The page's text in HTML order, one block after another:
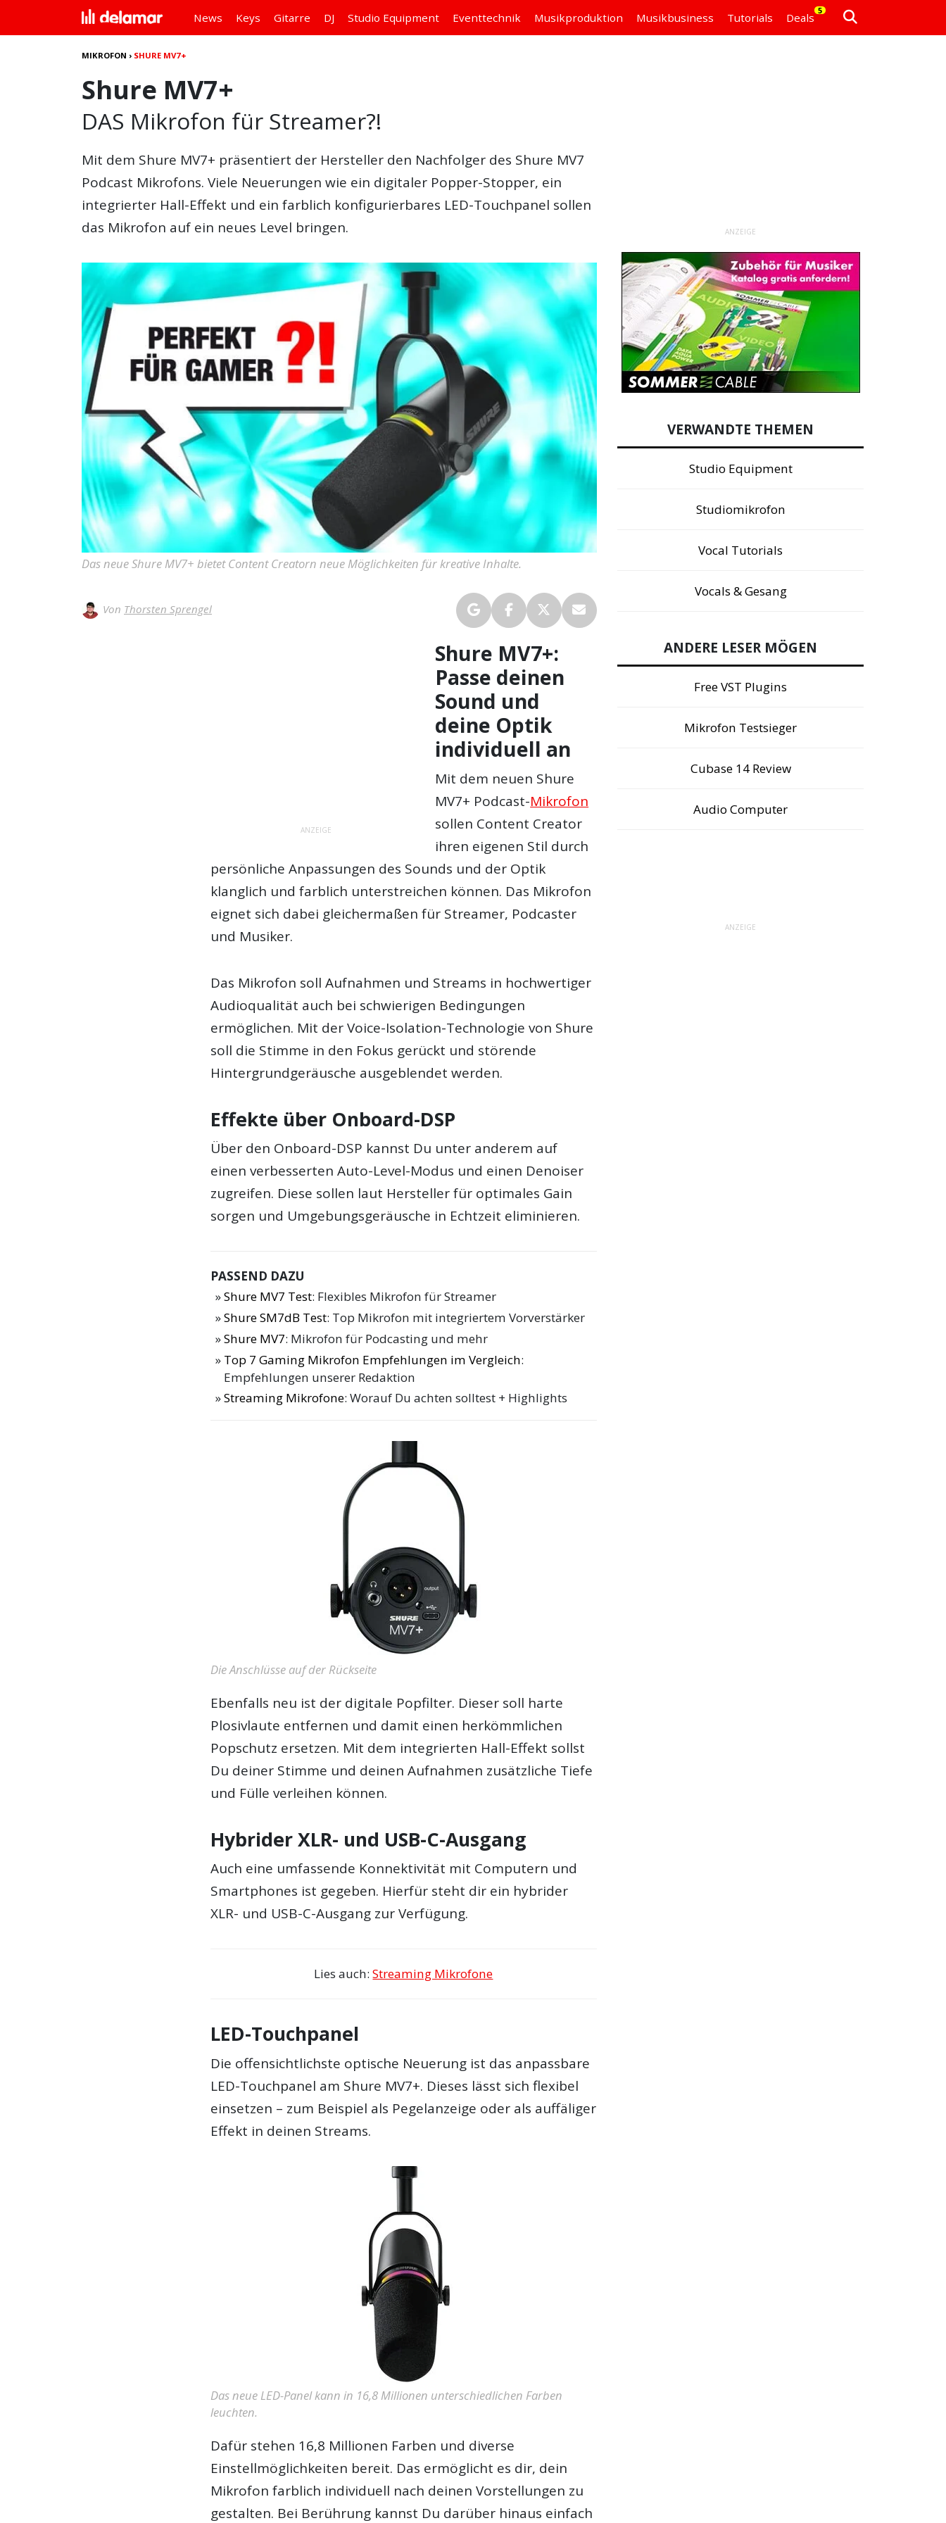
News Keys Gitarre DJ Studio Equipment Eventtechnik Musikproduktion Musikbusiness Tutorials Deals
5
MIKROFON › SHURE MV7+
Shure MV7+
DAS Mikrofon für Streamer?!
Mit dem Shure MV7+ präsentiert der Hersteller den Nachfolger des Shure MV7
Podcast Mikrofons. Viele Neuerungen wie ein digitaler Popper-Stopper, ein
integrierter Hall-Effekt und ein farblich konfigurierbares LED-Touchpanel sollen
das Mikrofon auf ein neues Level bringen.
Das neue Shure MV7+ bietet Content Creatorn neue Möglichkeiten für kreative Inhalte.
Von Thorsten Sprengel
ANZEIGE
Shure MV7+:
Passe deinen
Sound und
deine Optik
individuell an
Mit dem neuen Shure
MV7+ Podcast-Mikrofon
sollen Content Creator
ihren eigenen Stil durch
persönliche Anpassungen des Sounds und der Optik
klanglich und farblich unterstreichen können. Das Mikrofon
eignet sich dabei gleichermaßen für Streamer, Podcaster
und Musiker.
Das Mikrofon soll Aufnahmen und Streams in hochwertiger
Audioqualität auch bei schwierigen Bedingungen
ermöglichen. Mit der Voice-Isolation-Technologie von Shure
soll die Stimme in den Fokus gerückt und störende
Hintergrundgeräusche ausgeblendet werden.
Effekte über Onboard-DSP
Über den Onboard-DSP kannst Du unter anderem auf
einen verbesserten Auto-Level-Modus und einen Denoiser
zugreifen. Diese sollen laut Hersteller für optimales Gain
sorgen und Umgebungsgeräusche in Echtzeit eliminieren.
PASSEND DAZU
Shure MV7 Test: Flexibles Mikrofon für Streamer
Shure SM7dB Test: Top Mikrofon mit integriertem Vorverstärker
Shure MV7: Mikrofon für Podcasting und mehr
Top 7 Gaming Mikrofon Empfehlungen im Vergleich:
Empfehlungen unserer Redaktion
Streaming Mikrofone: Worauf Du achten solltest + Highlights
Die Anschlüsse auf der Rückseite
Ebenfalls neu ist der digitale Popfilter. Dieser soll harte
Plosivlaute entfernen und damit einen herkömmlichen
Popschutz ersetzen. Mit dem integrierten Hall-Effekt sollst
Du deiner Stimme und deinen Aufnahmen zusätzliche Tiefe
und Fülle verleihen können.
Hybrider XLR- und USB-C-Ausgang
Auch eine umfassende Konnektivität mit Computern und
Smartphones ist gegeben. Hierfür steht dir ein hybrider
XLR- und USB-C-Ausgang zur Verfügung.
Lies auch:Streaming Mikrofone
LED-Touchpanel
Die offensichtlichste optische Neuerung ist das anpassbare
LED-Touchpanel am Shure MV7+. Dieses lässt sich flexibel
einsetzen – zum Beispiel als Pegelanzeige oder als auffäliger
Effekt in deinen Streams.
Das neue LED-Panel kann in 16,8 Millionen unterschiedlichen Farben
leuchten.
Dafür stehen 16,8 Millionen Farben und diverse
Einstellmöglichkeiten bereit. Das ermöglicht es dir, dein
Mikrofon farblich individuell nach deinen Vorstellungen zu
gestalten. Bei Berührung kannst Du darüber hinaus einfach
ANZEIGE
VERWANDTE THEMEN
Studio Equipment
Studiomikrofon
Vocal Tutorials
Vocals & Gesang
ANDERE LESER MÖGEN
Free VST Plugins
Mikrofon Testsieger
Cubase 14 Review
Audio Computer
ANZEIGE